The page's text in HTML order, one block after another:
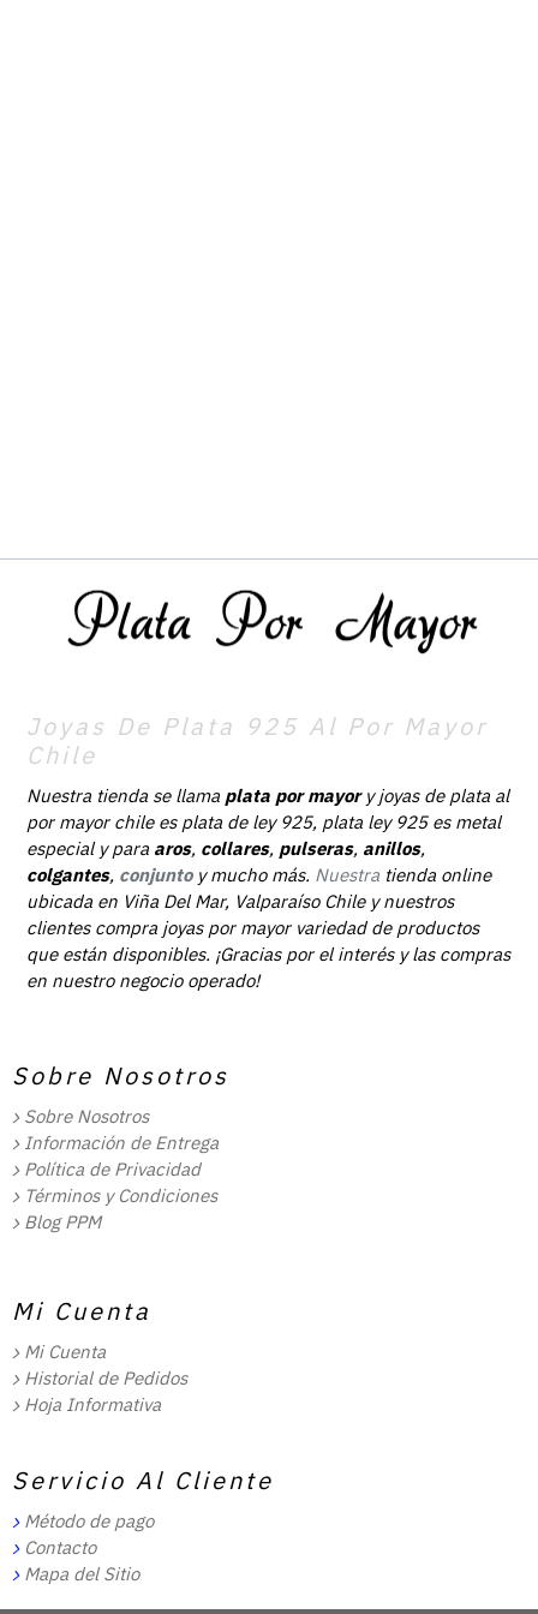
Joyas De Plata 925 Al Por Mayor
Chile
Nuestra tienda se llama plata por mayory joyas de plata al
por mayor chile es plata de ley 925, plata ley 925 es metal
especial y para aros, collares, pulseras, anillos,
colgantes, conjunto y mucho más. Nuestra tienda online
ubicada en Viña Del Mar, Valparaíso Chile y nuestros
clientes compra joyas por mayor variedad de productos
que están disponibles. ¡Gracias por el interés y las compras
en nuestro negocio operado!
Sobre Nosotros
Sobre Nosotros
Información de Entrega
Política de Privacidad
Términos y Condiciones
Blog PPM
Mi Cuenta
Mi Cuenta
Historial de Pedidos
Hoja Informativa
Servicio Al Cliente
Método de pago
Contacto
Mapa del Sitio